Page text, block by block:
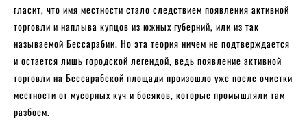
гласит, что имя местности стало следствием появления активной
торговли и наплыва купцов из южных губерний, или из так
называемой Бессарабии. Но эта теория ничем не подтверждается
и остается лишь городской легендой, ведь появление активной
торговли на Бессарабской площади произошло уже после очистки
местности от мусорных куч и босяков, которые промышляли там
разбоем.